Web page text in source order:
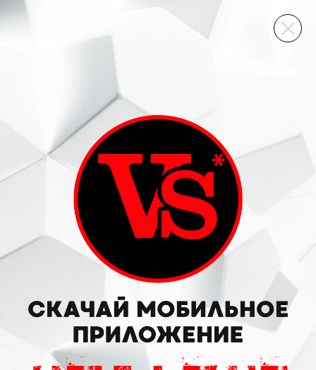
ВИННЫЙ СКЛАД